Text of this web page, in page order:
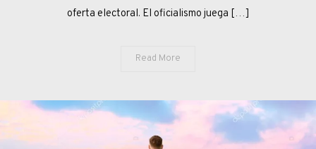
oferta electoral. El oficialismo juega […]
Read More